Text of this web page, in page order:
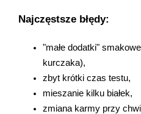
Najczęstsze błędy:
"małe dodatki"
kurczaka),
zbyt krótki czas testu,
mieszanie kilku białek,
zmiana karmy przy